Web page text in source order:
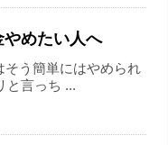
めたい人へ
そう簡単にはやめられ
と言っち ...